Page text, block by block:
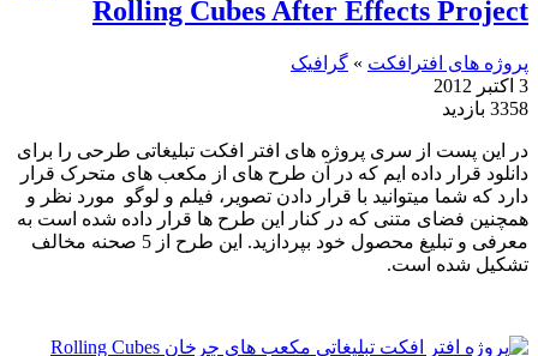
Rolling Cubes After Effects Project
پروژه های افترافکت » گرافیک
3 اکتبر 2012
3358 بازدید
در این پست از سری پروژه های افتر افکت تبلیغاتی طرحی را برای
دانلود قرار داده ایم که در آن طرح های از مکعب های متحرک قرار
دارد که شما میتوانید با قرار دادن تصویر، فیلم و لوگو مورد نظر و
همچنین فضای متنی که در کنار این طرح ها قرار داده شده است به
معرفی و تبلیغ محصول خود بپردازید. این طرح از 5 صحنه مخالف
تشکیل شده است.